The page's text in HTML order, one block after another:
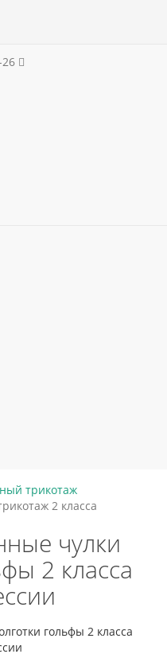
трикотаж
2 класса
чулки
2 класса